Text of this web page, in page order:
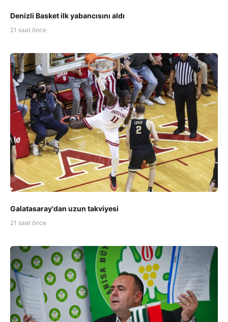
Denizli Basket ilk yabancısını aldı
21 saat önce
Galatasaray'dan uzun takviyesi
21 saat önce